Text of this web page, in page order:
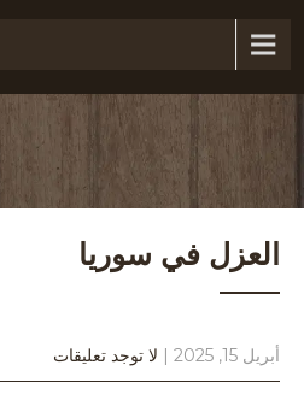
العزل في سوريا
أبريل 15, 2025 | لا توجد تعليقات